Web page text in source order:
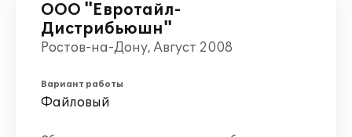
ООО "Евротайл-
Дистрибьюшн"
Ростов-на-Дону, Август 2008
Вариант работы
Файловый